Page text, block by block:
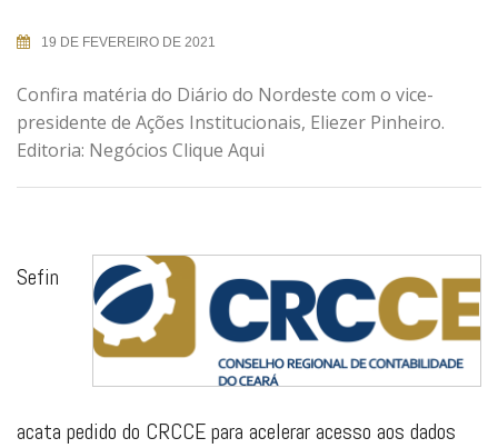
19 DE FEVEREIRO DE 2021
Confira matéria do Diário do Nordeste com o vice-
presidente de Ações Institucionais, Eliezer Pinheiro.
Editoria: Negócios Clique Aqui
Sefin
acata pedido do CRCCE para acelerar acesso aos dados